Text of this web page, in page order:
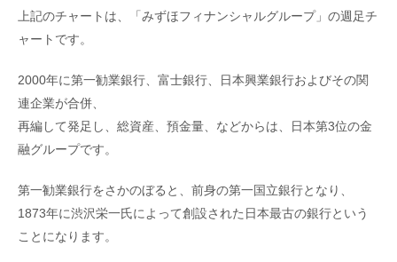
上記のチャートは、「みずほフィナンシャルグループ」の週足チ
ャートです。
2000年に第一勧業銀行、富士銀行、日本興業銀行およびその関
連企業が合併、
再編して発足し、総資産、預金量、などからは、日本第3位の金
融グループです。
第一勧業銀行をさかのぼると、前身の第一国立銀行となり、
1873年に渋沢栄一氏によって創設された日本最古の銀行という
ことになります。